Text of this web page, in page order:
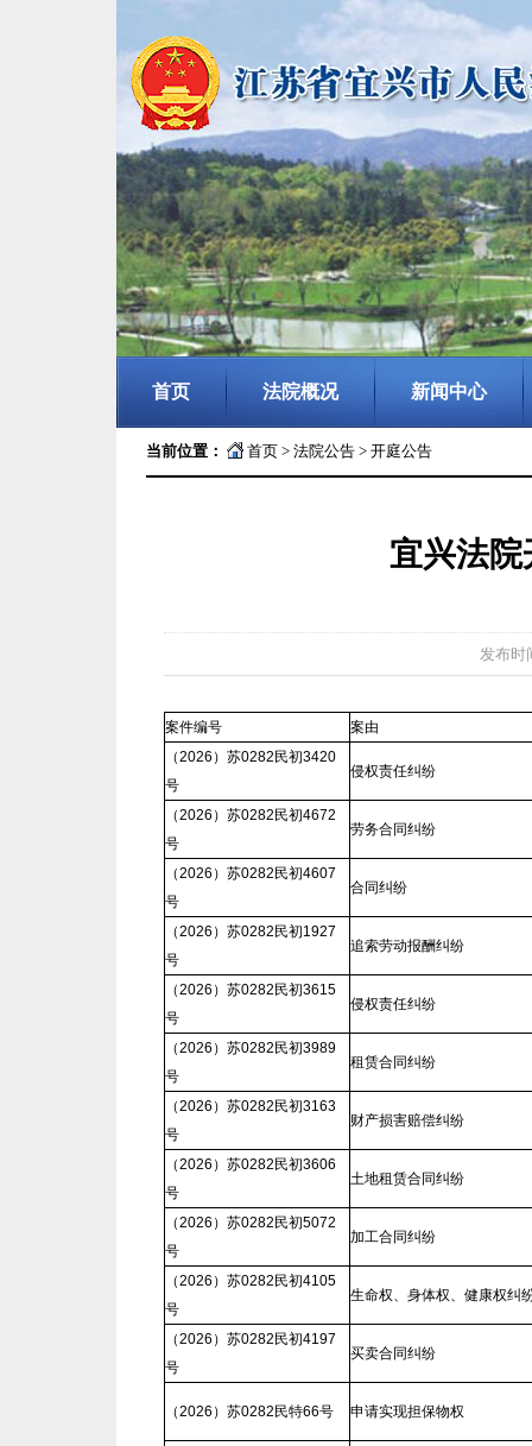
首页 法院概况 新闻中心
当前位置： 首页 > 法院公告 > 开庭公告
宜兴法
发布时
案件编号
案由
（2026）苏0282民初3420
号
侵权责任纠纷
（2026）苏0282民初4672
号
劳务合同纠纷
（2026）苏0282民初4607
号
合同纠纷
（2026）苏0282民初1927
号
追索劳动报酬纠纷
（2026）苏0282民初3615
号
侵权责任纠纷
（2026）苏0282民初3989
号
租赁合同纠纷
（2026）苏0282民初3163
号
财产损害赔偿纠纷
（2026）苏0282民初3606
号
土地租赁合同纠纷
（2026）苏0282民初5072
号
加工合同纠纷
（2026）苏0282民初4105
号
生命权、身体权、健康权纠
（2026）苏0282民初4197
号
买卖合同纠纷
（2026）苏0282民特66号 申请实现担保物权